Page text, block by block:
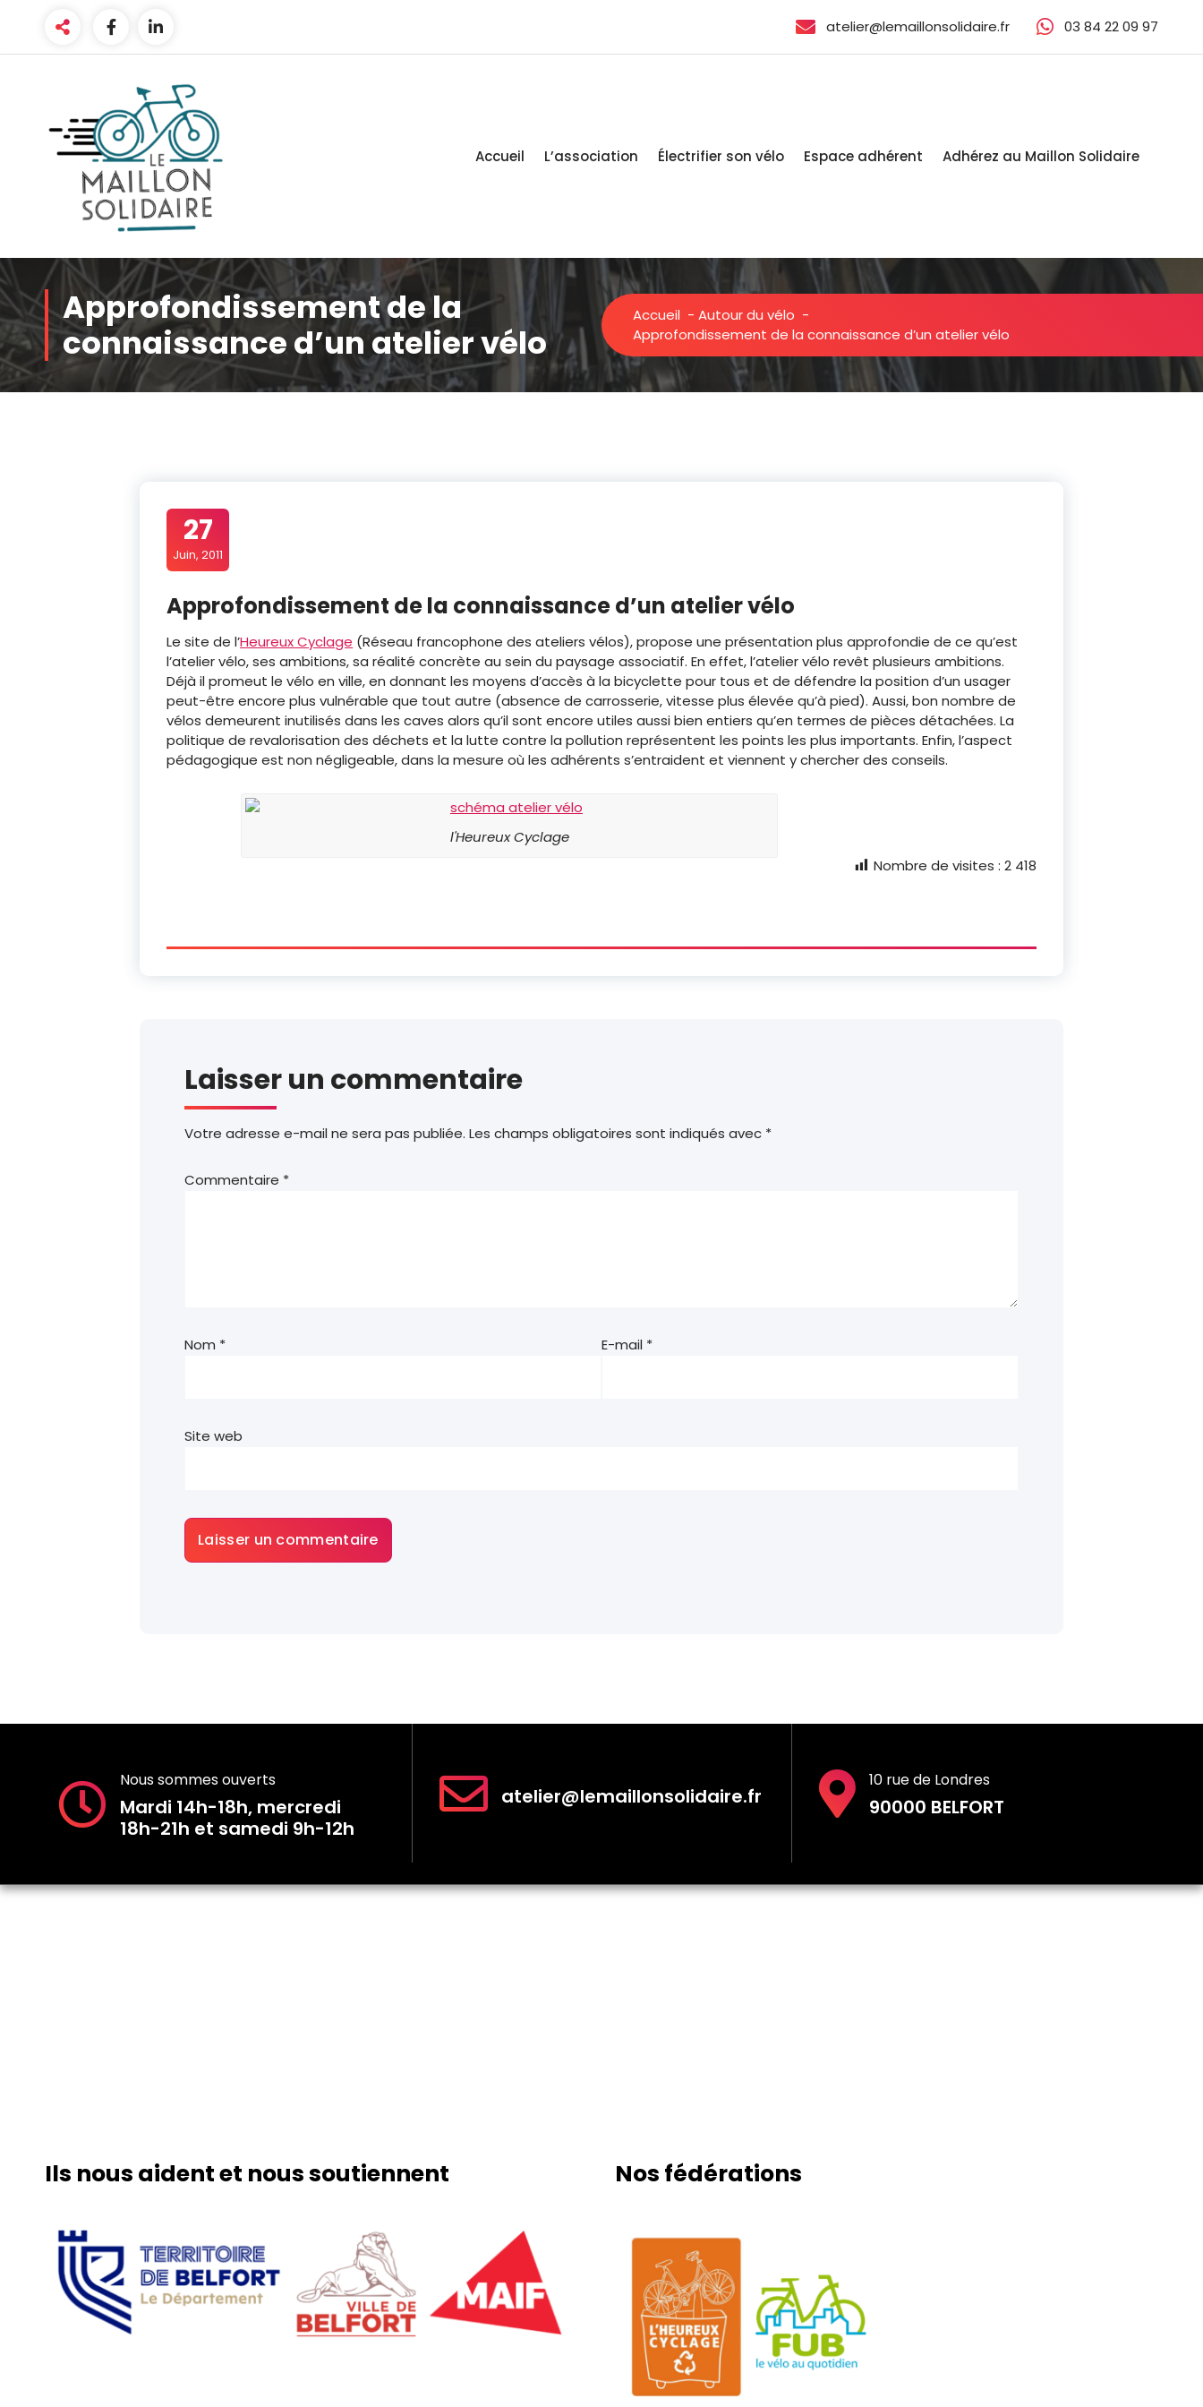
atelier@lemaillonsolidaire.fr 03 84 22 09 97‬
Accueil L’association Électrifier son vélo Espace adhérent Adhérez au Maillon Solidaire
Approfondissement de la
connaissance d’un atelier vélo
Accueil - Autour du vélo -
Approfondissement de la connaissance d’un atelier vélo
27
Juin, 2011
Approfondissement de la connaissance d’un atelier vélo
Le site de l’Heureux Cyclage (Réseau francophone des ateliers vélos), propose une présentation plus approfondie de ce qu’est
l’atelier vélo, ses ambitions, sa réalité concrète au sein du paysage associatif. En effet, l’atelier vélo revêt plusieurs ambitions.
Déjà il promeut le vélo en ville, en donnant les moyens d’accès à la bicyclette pour tous et de défendre la position d’un usager
peut-être encore plus vulnérable que tout autre (absence de carrosserie, vitesse plus élevée qu’à pied). Aussi, bon nombre de
vélos demeurent inutilisés dans les caves alors qu’il sont encore utiles aussi bien entiers qu’en termes de pièces détachées. La
politique de revalorisation des déchets et la lutte contre la pollution représentent les points les plus importants. Enfin, l’aspect
pédagogique est non négligeable, dans la mesure où les adhérents s’entraident et viennent y chercher des conseils.
l'Heureux Cyclage
Nombre de visites : 2 418
Laisser un commentaire
Votre adresse e-mail ne sera pas publiée. Les champs obligatoires sont indiqués avec *
Commentaire *
Nom * E-mail *
Site web
Nous sommes ouverts
Mardi 14h-18h, mercredi
18h-21h et samedi 9h-12h
atelier@lemaillonsolidaire.fr
10 rue de Londres
90000 BELFORT
Ils nous aident et nous soutiennent Nos fédérations